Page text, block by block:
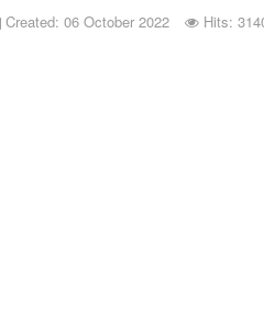
Created: 06 October 2022 Hits: